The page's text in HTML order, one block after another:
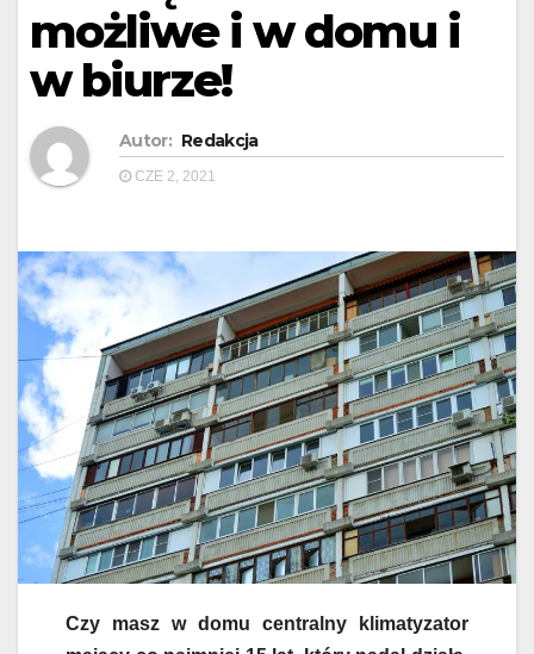
możliwe i w domu i
w biurze!
Autor: Redakcja
CZE 2, 2021
Czy masz w domu centralny klimatyzator